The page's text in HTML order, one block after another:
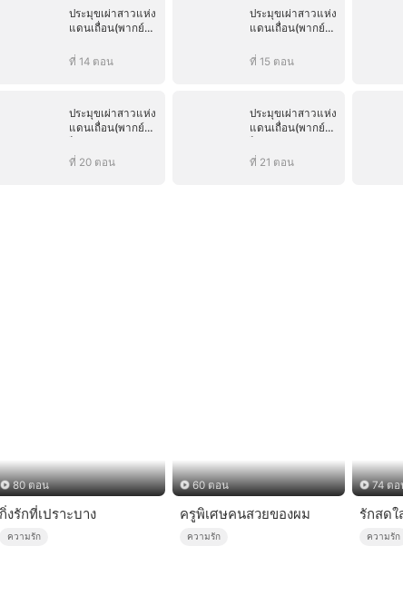
ประมุขเผ่าสาวแห่ง
แดนเถื่อน(พากย์
ที่ 14 ตอน
ประมุขเผ่าสาวแห่ง
แดนเถื่อน(พากย์
ที่ 15 ตอน
ประมุขเผ่าสาวแห่ง
แดนเถื่อน(พากย์
ที่ 20 ตอน
ประมุขเผ่าสาวแห่ง
แดนเถื่อน(พากย์
ที่ 21 ตอน
80 ตอน
กิ่งรักที่เปราะบาง
ความรัก
60 ตอน
ครูพิเศษคนสวยของผม
ความรัก
74 ตอ
รักสดใ
ความรัก